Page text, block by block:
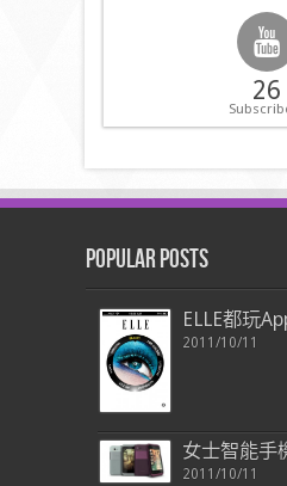
26
Popular Posts
ELLE都玩
2011/10/11
女士智能手
2011/10/11